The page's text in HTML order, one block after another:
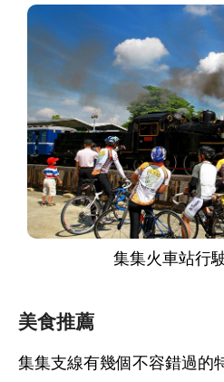
集集火車站行
美食推薦
集集支線有幾個不容錯過的